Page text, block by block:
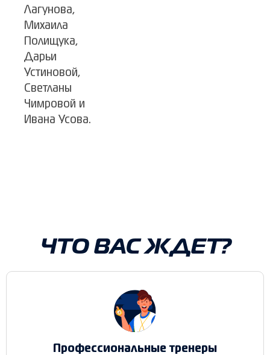
Лагунова,
Михаила
Полищука,
Дарьи
Устиновой,
Светланы
Чимровой и
Ивана Усова.
ЧТО ВАС ЖДЕТ?
Профессиональные тренеры